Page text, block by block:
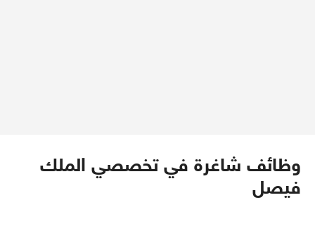
وظائف شاغرة في تخصصي الملك
فيصل